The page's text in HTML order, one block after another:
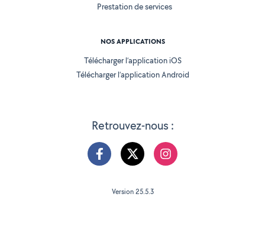
Retrouvez-nous :
Prestation de services
NOS APPLICATIONS
Télécharger l’application iOS
Télécharger l’application Android
Version 25.5.3